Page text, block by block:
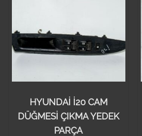
HYUNDAİ İ20 CAM
DÜĞMESİ ÇIKMA YEDEK
PARÇA